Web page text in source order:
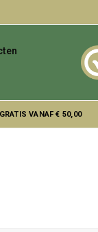
VANAF € 50,00